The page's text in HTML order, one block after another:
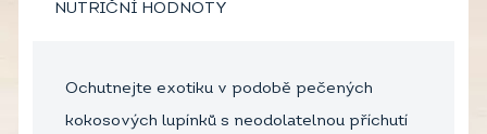
NUTRIČNÍ HODNOTY
Ochutnejte exotiku v podobě pečených
kokosových lupínků s neodolatelnou příchutí